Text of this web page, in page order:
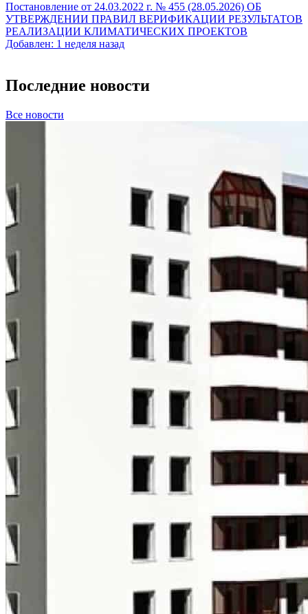
Постановление от 24.03.2022 г. № 455 (28.05.2026) ОБ
УТВЕРЖДЕНИИ ПРАВИЛ ВЕРИФИКАЦИИ РЕЗУЛЬТАТОВ
РЕАЛИЗАЦИИ КЛИМАТИЧЕСКИХ ПРОЕКТОВ
Добавлен: 1 неделя назад
Последние новости
Все новости